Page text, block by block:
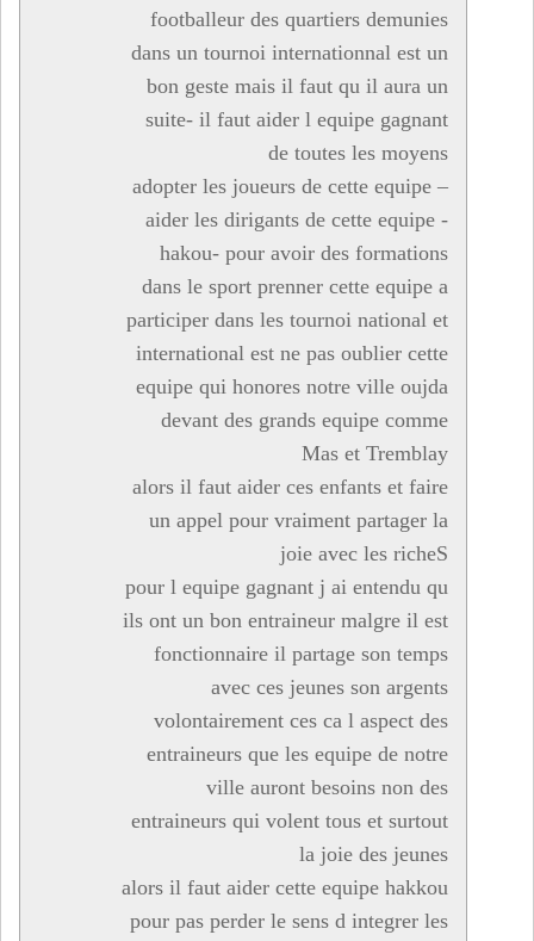
footballeur des quartiers demunies
dans un tournoi internationnal est un
bon geste mais il faut qu il aura un
suite- il faut aider l equipe gagnant
de toutes les moyens
adopter les joueurs de cette equipe –
aider les dirigants de cette equipe -
hakou- pour avoir des formations
dans le sport prenner cette equipe a
participer dans les tournoi national et
international est ne pas oublier cette
equipe qui honores notre ville oujda
devant des grands equipe comme
Mas et Tremblay
alors il faut aider ces enfants et faire
un appel pour vraiment partager la
joie avec les richeS
pour l equipe gagnant j ai entendu qu
ils ont un bon entraineur malgre il est
fonctionnaire il partage son temps
avec ces jeunes son argents
volontairement ces ca l aspect des
entraineurs que les equipe de notre
ville auront besoins non des
entraineurs qui volent tous et surtout
la joie des jeunes
alors il faut aider cette equipe hakkou
pour pas perder le sens d integrer les